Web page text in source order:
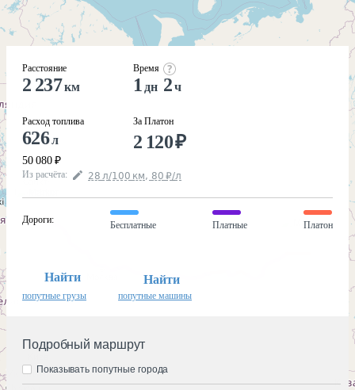
Расстояние
2 237км
Расход топлива
626л
50 080 ₽
Время
1 дн 2 ч
За Платон
2 120₽
Из расчёта: 28 л/100 км, 80 ₽/л
Дороги:
Бесплатные Платные Платон
Найти
попутные грузы
Найти
попутные машины
Подробный маршрут
Показывать попутные города